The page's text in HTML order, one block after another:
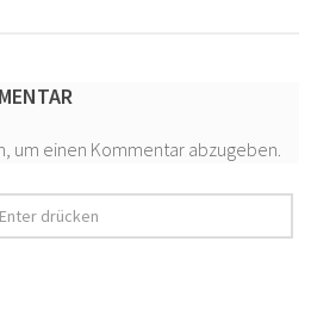
um einen Kommentar abzugeben.